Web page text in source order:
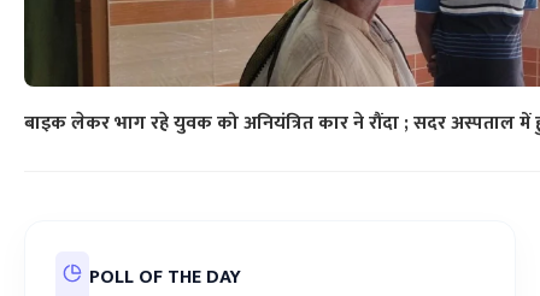
बाइक लेकर भाग रहे युवक को अनियंत्रित कार ने रौंदा ; सदर अस्पताल में
POLL OF THE DAY